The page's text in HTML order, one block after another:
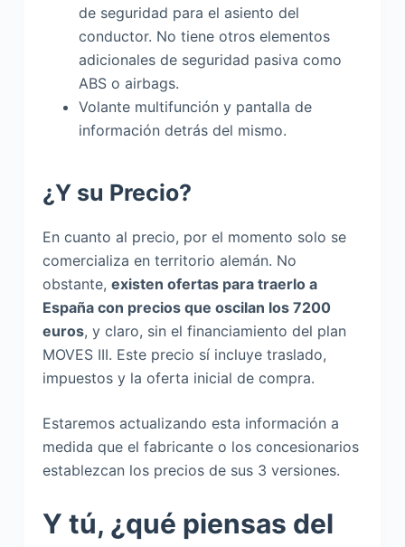
de seguridad para el asiento del
conductor. No tiene otros elementos
adicionales de seguridad pasiva como
ABS o airbags.
Volante multifunción y pantalla de
información detrás del mismo.
¿Y su Precio?
En cuanto al precio, por el momento solo se
comercializa en territorio alemán. No
obstante, existen ofertas para traerlo a
España con precios que oscilan los 7200
euros, y claro, sin el financiamiento del plan
MOVES III. Este precio sí incluye traslado,
impuestos y la oferta inicial de compra.
Estaremos actualizando esta información a
medida que el fabricante o los concesionarios
establezcan los precios de sus 3 versiones.
Y tú, ¿qué piensas del